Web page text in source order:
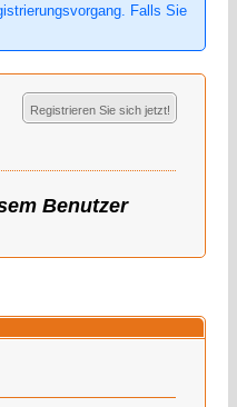
Falls Sie
Registrieren Sie sich jetzt!
Benutzer